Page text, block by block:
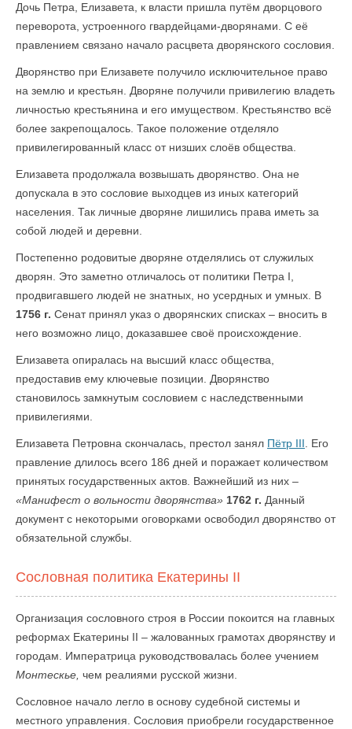
Дочь Петра, Елизавета, к власти пришла путём дворцового
переворота, устроенного гвардейцами-дворянами. С её
правлением связано начало расцвета дворянского сословия.
Дворянство при Елизавете получило исключительное право
на землю и крестьян. Дворяне получили привилегию владеть
личностью крестьянина и его имуществом. Крестьянство всё
более закрепощалось. Такое положение отделяло
привилегированный класс от низших слоёв общества.
Елизавета продолжала возвышать дворянство. Она не
допускала в это сословие выходцев из иных категорий
населения. Так личные дворяне лишились права иметь за
собой людей и деревни.
Постепенно родовитые дворяне отделялись от служилых
дворян. Это заметно отличалось от политики Петра I,
продвигавшего людей не знатных, но усердных и умных. В
1756 г. Сенат принял указ о дворянских списках – вносить в
него возможно лицо, доказавшее своё происхождение.
Елизавета опиралась на высший класс общества,
предоставив ему ключевые позиции. Дворянство
становилось замкнутым сословием с наследственными
привилегиями.
Елизавета Петровна скончалась, престол занял Пётр III . Его
правление длилось всего 186 дней и поражает количеством
принятых государственных актов. Важнейший из них –
«Манифест о вольности дворянства» 1762 г. Данный
документ с некоторыми оговорками освободил дворянство от
обязательной службы.
Сословная политика Екатерины II
Организация сословного строя в России покоится на главных
реформах Екатерины II – жалованных грамотах дворянству и
городам. Императрица руководствовалась более учением
Монтескье, чем реалиями русской жизни.
Сословное начало легло в основу судебной системы и
местного управления. Сословия приобрели государственное